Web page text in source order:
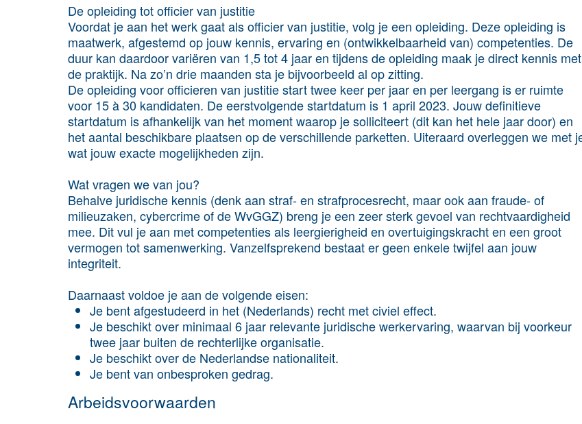
De opleiding tot officier van justitie
Voordat je aan het werk gaat als officier van justitie, volg je een opleiding. Deze opleiding is
maatwerk, afgestemd op jouw kennis, ervaring en (ontwikkelbaarheid van) competenties. De
duur kan daardoor variëren van 1,5 tot 4 jaar en tijdens de opleiding maak je direct kennis met
de praktijk. Na zo’n drie maanden sta je bijvoorbeeld al op zitting.
De opleiding voor officieren van justitie start twee keer per jaar en per leergang is er ruimte
voor 15 à 30 kandidaten. De eerstvolgende startdatum is 1 april 2023. Jouw definitieve
startdatum is afhankelijk van het moment waarop je solliciteert (dit kan het hele jaar door) en
het aantal beschikbare plaatsen op de verschillende parketten. Uiteraard overleggen we met
wat jouw exacte mogelijkheden zijn.
Wat vragen we van jou?
Behalve juridische kennis (denk aan straf- en strafprocesrecht, maar ook aan fraude- of
milieuzaken, cybercrime of de WvGGZ) breng je een zeer sterk gevoel van rechtvaardigheid
mee. Dit vul je aan met competenties als leergierigheid en overtuigingskracht en een groot
vermogen tot samenwerking. Vanzelfsprekend bestaat er geen enkele twijfel aan jouw
integriteit.
Daarnaast voldoe je aan de volgende eisen:
Je bent afgestudeerd in het (Nederlands) recht met civiel effect.
Je beschikt over minimaal 6 jaar relevante juridische werkervaring, waarvan bij voorkeur
twee jaar buiten de rechterlijke organisatie.
Je beschikt over de Nederlandse nationaliteit.
Je bent van onbesproken gedrag.
Arbeidsvoorwaarden